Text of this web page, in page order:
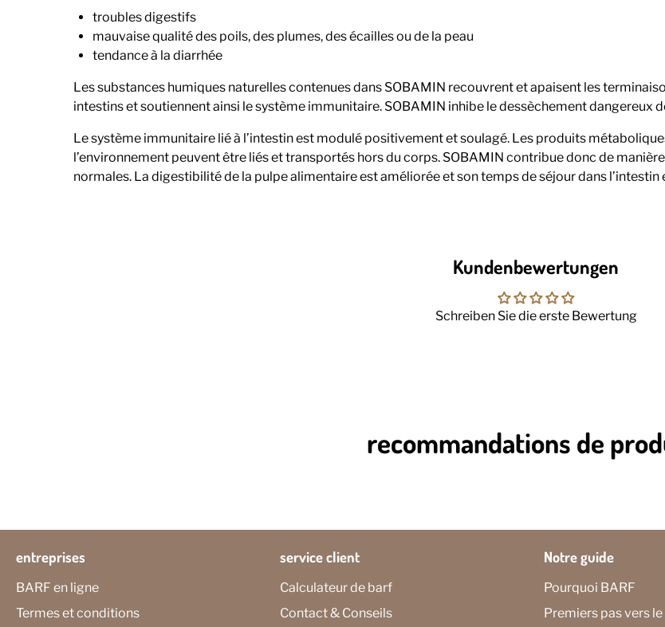
troubles digestifs
mauvaise qualité des poils, des plumes, des écailles ou de la peau
tendance à la diarrhée
Les substances humiques naturelles contenues dans SOBAMIN recouvrent et apaisent les
intestins et soutiennent ainsi le système immunitaire. SOBAMIN inhibe le dessèchement dangereux
Le système immunitaire lié à l’intestin est modulé positivement et soulagé. Les produits
l’environnement peuvent être liés et transportés hors du corps. SOBAMIN contribue donc de
normales. La digestibilité de la pulpe alimentaire est améliorée et son temps de séjour dans l’intestin
Kundenbewertungen
Schreiben Sie die erste Bewertung
recommandations de
entreprises
BARF en ligne
Termes et conditions
service client
Calculateur de barf
Contact & Conseils
Notre guide
Pourquoi BARF
Premiers pas vers